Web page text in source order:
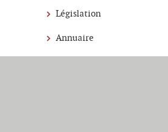
Législation
Annuaire